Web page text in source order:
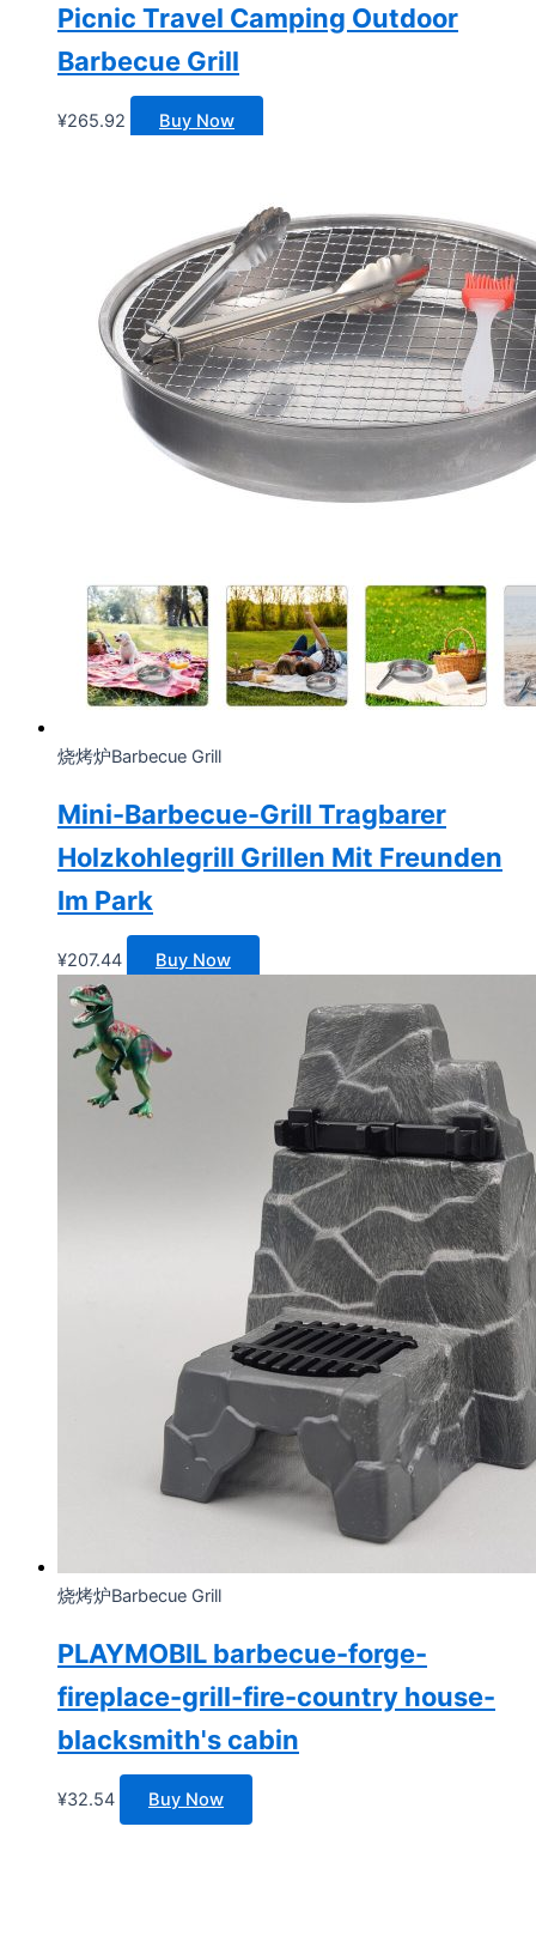
Picnic Travel Camping Outdoor
Barbecue Grill
¥265.92 Buy Now
烧烤炉Barbecue Grill
Mini-Barbecue-Grill Tragbarer
Holzkohlegrill Grillen Mit Freunden
Im Park
¥207.44 Buy Now
烧烤炉Barbecue Grill
PLAYMOBIL barbecue-forge-
fireplace-grill-fire-country house-
blacksmith's cabin
¥32.54 Buy Now